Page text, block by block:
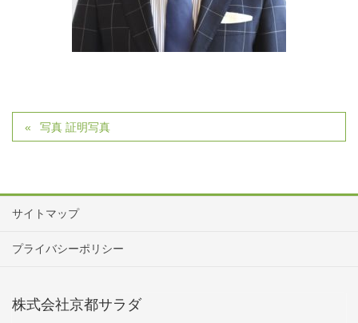
写真 証明写真
サイトマップ
プライバシーポリシー
株式会社京都サラダ